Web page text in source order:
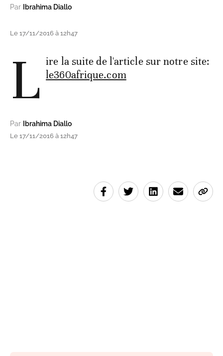
Par Ibrahima Diallo
Le 17/11/2016 à 12h47
L ire la suite de l'article sur notre site:
le360afrique.com
Par Ibrahima Diallo
Le 17/11/2016 à 12h47